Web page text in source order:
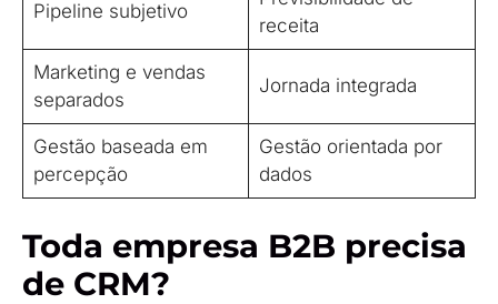
Pipeline subjetivo
receita
Marketing e vendas
separados
Jornada integrada
Gestão baseada em
percepção
Gestão orientada por
dados
Toda empresa B2B precisa
de CRM?